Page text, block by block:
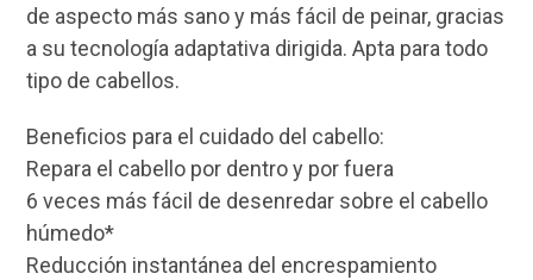
de aspecto más sano y más fácil de peinar, gracias
a su tecnología adaptativa dirigida. Apta para todo
tipo de cabellos.
Beneficios para el cuidado del cabello:
Repara el cabello por dentro y por fuera
6 veces más fácil de desenredar sobre el cabello
húmedo*
Reducción instantánea del encrespamiento